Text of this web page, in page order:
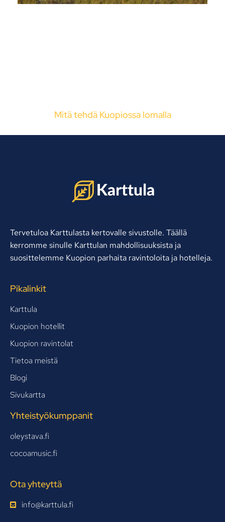
Mitä tehdä Kuopiossa lomalla
Tervetuloa Karttulasta kertovalle sivustolle. Täällä
kerromme sinulle Karttulan mahdollisuuksista ja
suosittelemme Kuopion parhaita ravintoloita ja hotelleja.
Pikalinkit
Karttula
Kuopion hotellit
Kuopion ravintolat
Tietoa meistä
Blogi
Sivukartta
Yhteistyökumppanit
oleystava.fi
cocoamusic.fi
Ota yhteyttä
info@karttula.fi